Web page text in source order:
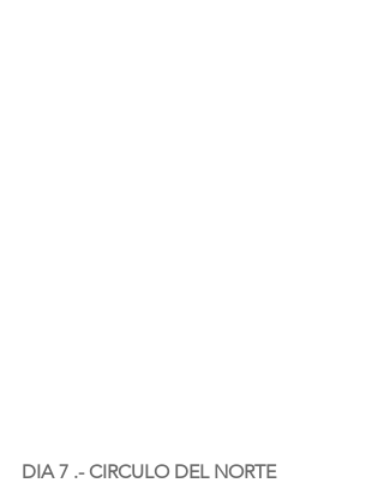
DIA 7 .- CIRCULO DEL NORTE